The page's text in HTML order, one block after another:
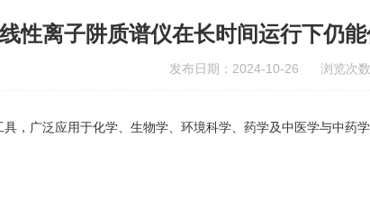
线性离子阱质谱仪在长时间运行下仍
发布日期：2024-10-26 浏览次数
，广泛应用于化学、生物学、环境科学、药学及中医学与中药